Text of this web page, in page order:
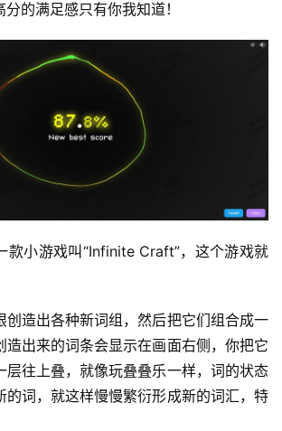
的满足感只有你我知道！
款小游戏叫“Infinite Craft”，这个游戏就
创造出各种新词组，然后把它们组合成一
造出来的词条会显示在画面右侧，你把它
层往上叠，就像玩叠叠乐一样，词的状态
的词，就这样慢慢繁衍形成新的词汇，特